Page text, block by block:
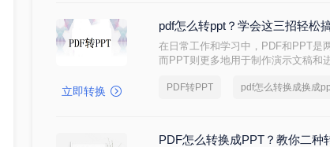
立即转换
pdf怎么转ppt？学会这三招轻松
在日常工作和学习中，PDF和PPT是
而PPT则更多地用于制作演示文稿和
的方法：使用专业的PDF转PPT软件
PDF转PPT
PDF怎么转换成PPT？教你二种